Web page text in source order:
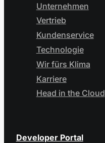
Unternehmen
Vertrieb
Kundenservice
Technologie
Wir fürs Klima
Karriere
Head in the Cloud
Developer Portal